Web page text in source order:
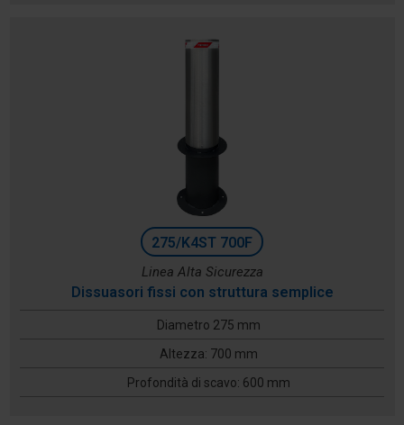
275/K4ST 700F
Linea Alta Sicurezza
Dissuasori fissi con struttura semplice
Diametro 275 mm
Altezza: 700 mm
Profondità di scavo: 600 mm